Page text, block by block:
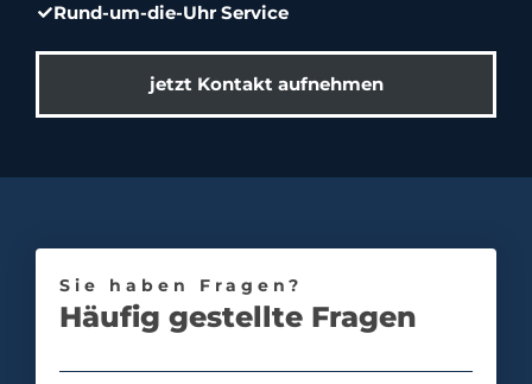
Rund-um-die-Uhr Service
jetzt Kontakt aufnehmen
Sie haben Fragen?
Häufig gestellte Fragen